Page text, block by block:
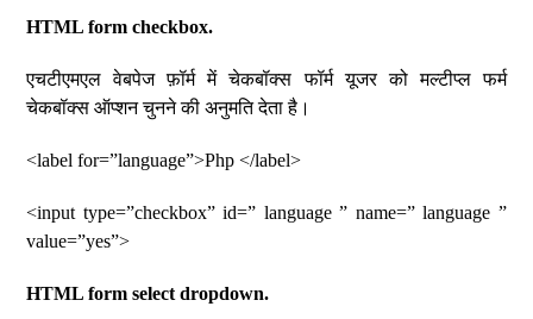
HTML form checkbox.
एचटीएमएल वेबपेज फ़ॉर्म में चेकबॉक्स फॉर्म यूजर को मल्टीप्ल फर्म
चेकबॉक्स ऑप्शन चुनने की अनुमति देता है।
<label for=”language”>Php </label>
<input type=”checkbox” id=” language ” name=” language ”
value=”yes”>
HTML form select dropdown.